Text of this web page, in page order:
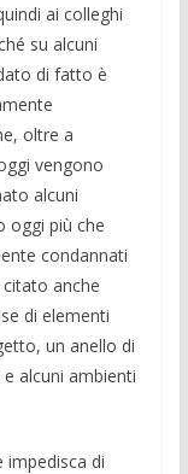
ai colleghi
su alcuni
di fatto è
oltre a
vengono
alcuni
oggi più che
condannati
anche
di elementi
un anello di
alcuni ambienti
di